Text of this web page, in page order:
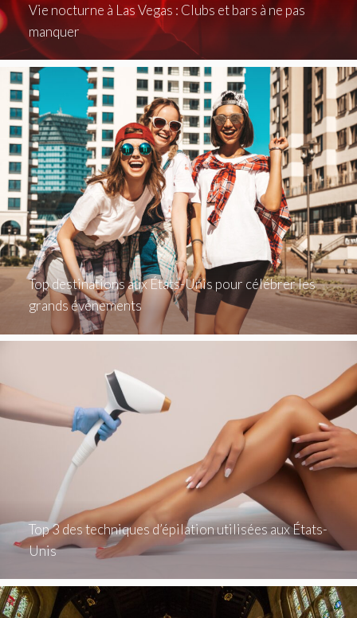
Vie nocturne à Las Vegas : Clubs et bars à ne pas
manquer
Top destinations aux États-Unis pour célébrer les
grands événements
Top 3 des techniques d’épilation utilisées aux États-
Unis